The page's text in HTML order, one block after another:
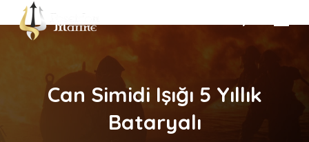
Search:
Can Simidi Işığı 5 Yıllık
Bataryalı